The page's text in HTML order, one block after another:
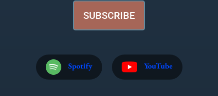
SUBSCRIBE
Spotify YouTube